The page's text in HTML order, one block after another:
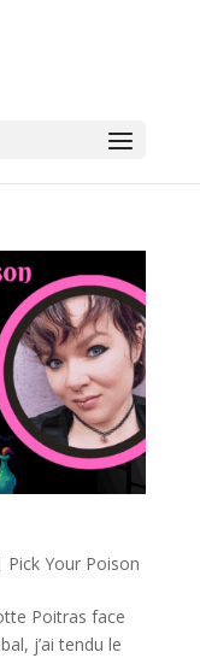
Pick Your Poison
Poitras face
j’ai tendu le